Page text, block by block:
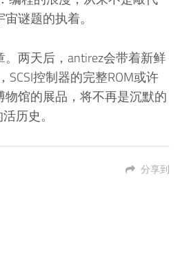
谜题的执着。
两天后，antirez会带着新鲜
SCSI控制器的完整ROM或许
馆的展品，将不再是沉默的
历史。
分享到